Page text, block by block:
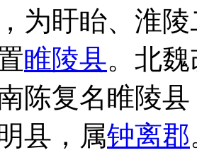
为盱眙、淮
睢陵县。北
陈复名睢陵
县，属钟离郡